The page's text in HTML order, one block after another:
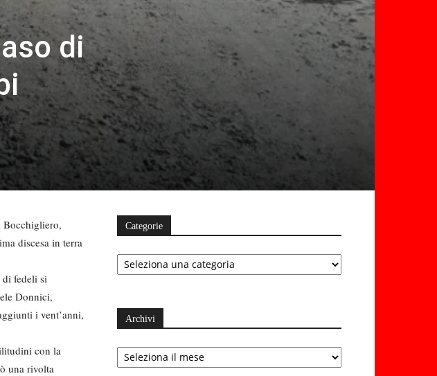
di
Bocchigliero,
discesa in terra
fedeli si
Donnici,
i vent’anni,
con la
una rivolta
Categorie
Categorie
Archivi
Archivi